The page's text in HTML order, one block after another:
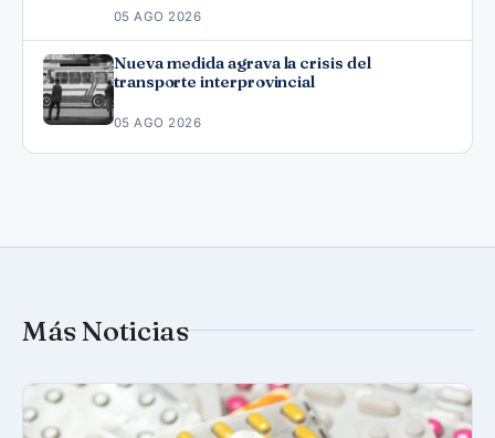
05 AGO 2026
Nueva medida agrava la crisis del
transporte interprovincial
05 AGO 2026
Más Noticias